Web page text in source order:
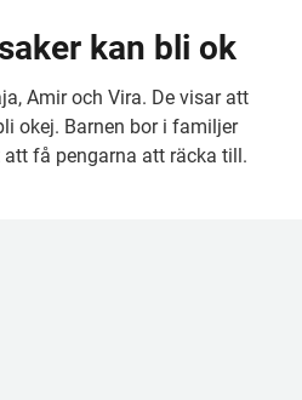
kan bli ok
Amir och Vira. De visar att
okej. Barnen bor i familjer
få pengarna att räcka till.